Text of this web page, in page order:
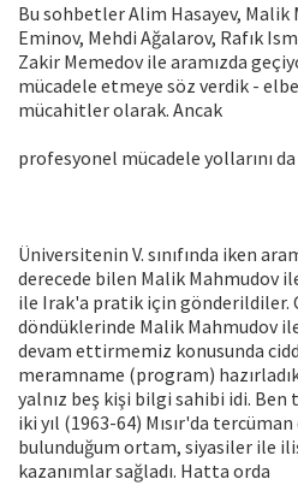
Bu sohbetler Alim Hasayev, Malik
Eminov, Mehdi Ağalarov, Rafık
Zakir Memedov ile aramızda
mücadele etmeye söz verdik -
mücahitler olarak. Ancak
profesyonel mücadele yollarını da
Üniversitenin V. sınıfında iken
derecede bilen Malik Mahmudov
ile Irak'a pratik için gönderildiler.
döndüklerinde Malik Mahmudov
devam ettirmemiz konusunda
meramname (program)
yalnız beş kişi bilgi sahibi idi. Ben
iki yıl (1963-64) Mısır'da tercüman
bulunduğum ortam, siyasiler ile
kazanımlar sağladı. Hatta orda